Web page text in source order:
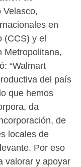
Velasco,
en
(CCS) y el
Metropolitana,
“Walmart
del país
que hemos
da
de
locales de
Por eso
valorar y apoyar